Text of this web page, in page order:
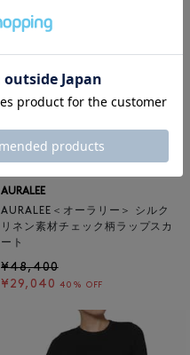
SALE 返品不可
AURALEE
AURALEE＜オーラリー＞ シルク
リネン素材チェック柄ラップスカ
ート
¥48,400
¥29,040 40% OFF